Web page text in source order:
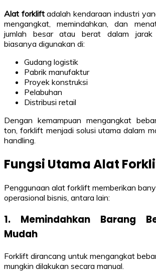
Alat forkliftadalah kendaraan industri
mengangkat, memindahkan, dan
jumlah besar atau berat dalam
biasanya digunakan di:
Gudang logistik
Pabrik manufaktur
Proyek konstruksi
Pelabuhan
Distribusi retail
Dengan kemampuan mengangkat
ton, forklift menjadi solusi utama dalam
handling.
Fungsi Utama Alat
Penggunaan alat forklift memberikan
operasional bisnis, antara lain:
1. Memindahkan Barang
Mudah
Forklift dirancang untuk mengangkat
mungkin dilakukan secara manual.